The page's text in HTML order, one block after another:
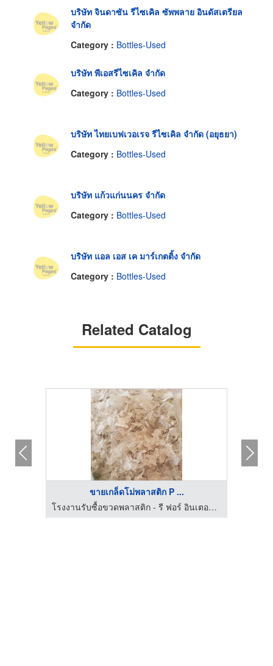
บริษัท จินดาซัน รีไซเคิล ซัพพลาย อินดัสเตรียล
จำกัด
Category : Bottles-Used
บริษัท พีเอสรีไซเคิล จำกัด
Category : Bottles-Used
บริษัท ไทยเบฟเวอเรจ รีไซเคิล จำกัด (อยุธยา)
Category : Bottles-Used
บริษัท แก้วแก่นนคร จำกัด
Category : Bottles-Used
บริษัท แอล เอส เค มาร์เกตติ้ง จำกัด
Category : Bottles-Used
Related Catalog
ขายเกล็ดโม่พลาสติก P ...
โรงงานรับซื้อขวดพลาสติก - รี ฟอร์ อินเตอร์เนชั่นแนล